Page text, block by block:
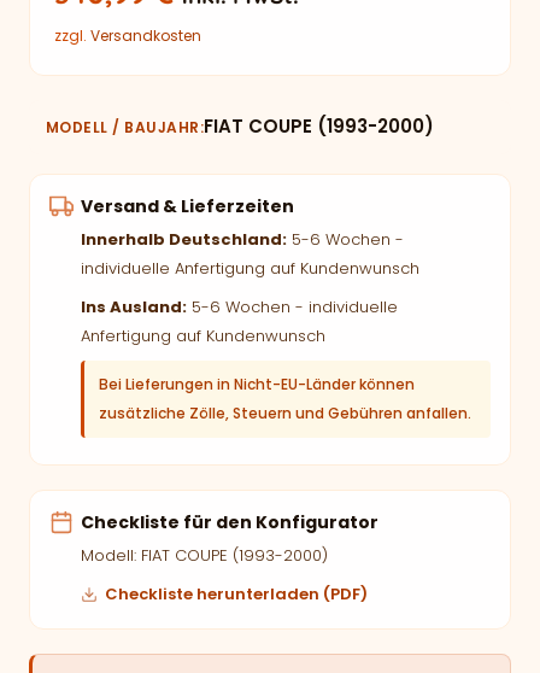
zzgl. Versandkosten
MODELL / BAUJAHR FIAT COUPE (1993-2000)
Versand & Lieferzeiten
Innerhalb Deutschland: 5-6 Wochen -
individuelle Anfertigung auf Kundenwunsch
Ins Ausland: 5-6 Wochen - individuelle
Anfertigung auf Kundenwunsch
Bei Lieferungen in Nicht-EU-Länder können
zusätzliche Zölle, Steuern und Gebühren anfallen.
Checkliste für den Konfigurator
Modell: FIAT COUPE (1993-2000)
Checkliste herunterladen (PDF)